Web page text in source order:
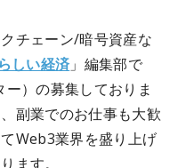
チェーン/暗号資産な
しい経済 」編集部で
）の募集しておりま
副業でのお仕事も大歓
Web3業界を盛り上げ
ます。